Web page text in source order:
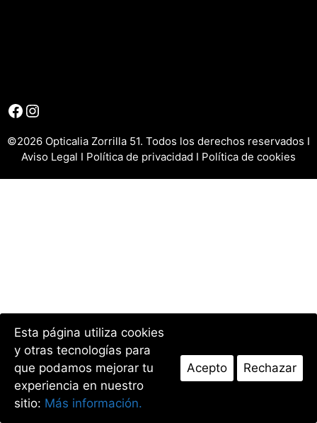
Facebook
Instagram
©2026 Opticalia Zorrilla 51. Todos los derechos reservados I
Aviso Legal I Política de privacidad I Política de cookies
Esta página utiliza cookies
y otras tecnologías para
que podamos mejorar tu
experiencia en nuestro
sitio: Más información.
Acepto Rechazar